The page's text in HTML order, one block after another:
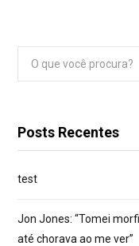
Pesquisar
por:
Posts Recentes
test
Jon Jones: “Tomei
até chorava ao me ver”